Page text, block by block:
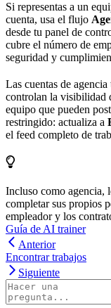
Si representas a un
cuenta, usa el flujo
desde tu panel de
cubre el número de
seguridad y
Las cuentas de
controlan la visibilidad
equipo que pueden
restringido: actualiza a
el feed completo de
Incluso como agencia,
completar sus propios
empleador y los
Guía de AI trainer
Anterior
Encontrar trabajos
Siguiente